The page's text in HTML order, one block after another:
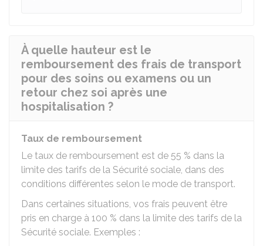
À quelle hauteur est le
remboursement des frais de transport
pour des soins ou examens ou un
retour chez soi après une
hospitalisation ?
Taux de remboursement
Le taux de remboursement est de 55 % dans la
limite des tarifs de la Sécurité sociale, dans des
conditions différentes selon le mode de transport.
Dans certaines situations, vos frais peuvent être
pris en charge à 100 % dans la limite des tarifs de la
Sécurité sociale. Exemples :